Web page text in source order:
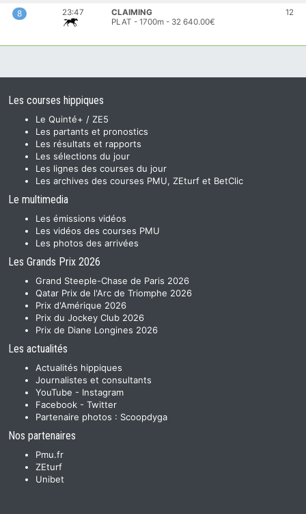
8 23:47
CLAIMING
PLAT - 1700m - 32 640.00€
12
Les courses hippiques
Le Quinté+ / ZE5
Les partants et pronostics
Les résultats et rapports
Les sélections du jour
Les lignes des courses du jour
Les archives des courses PMU, ZEturf et BetClic
Le multimedia
Les émissions vidéos
Les vidéos des courses PMU
Les photos des arrivées
Les Grands Prix 2026
Grand Steeple-Chase de Paris 2026
Qatar Prix de l'Arc de Triomphe 2026
Prix d'Amérique 2026
Prix du Jockey Club 2026
Prix de Diane Longines 2026
Les actualités
Actualités hippiques
Journalistes et consultants
YouTube - Instagram
Facebook - Twitter
Partenaire photos : Scoopdyga
Nos partenaires
Pmu.fr
ZEturf
Unibet